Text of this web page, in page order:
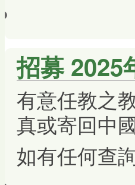
招募 2025
有意任教之
真或寄回中
如有任何查